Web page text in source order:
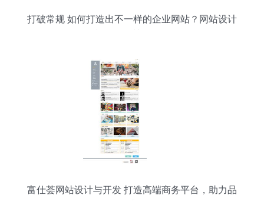
打破常规 如何打造出不一样的企业网站？网站设计
富仕荟网站设计与开发 打造高端商务平台，助力品